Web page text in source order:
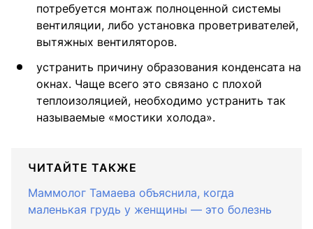
потребуется монтаж полноценной системы
вентиляции, либо установка проветривателей,
вытяжных вентиляторов.
устранить причину образования конденсата на
окнах. Чаще всего это связано с плохой
теплоизоляцией, необходимо устранить так
называемые «мостики холода».
ЧИТАЙТЕ ТАКЖЕ
Маммолог Тамаева объяснила, когда
маленькая грудь у женщины — это болезнь